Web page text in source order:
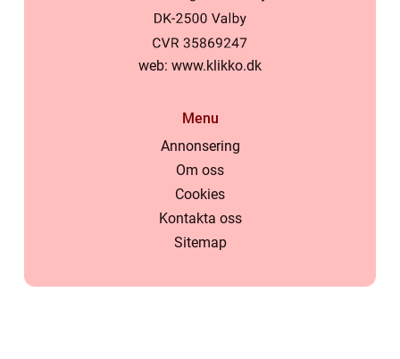
web: www.klikko.dk
Menu
Annonsering
Om oss
Cookies
Kontakta oss
Sitemap